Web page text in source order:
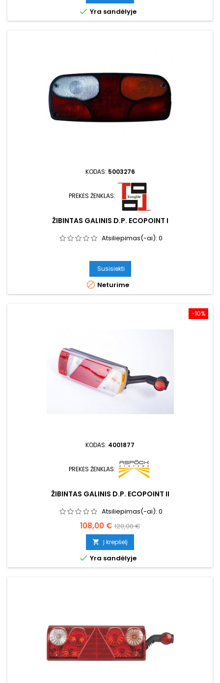
 Yra sandėlyje
KODAS: 5003276
PREKĖS ŽENKLAS:
ŽIBINTAS GALINIS D.P. ECOPOINT I
Atsiliepimas(-ai): 0
Susisiekti
 Neturime
−10%
KODAS: 4001877
PREKĖS ŽENKLAS:
ŽIBINTAS GALINIS D.P. ECOPOINT II
Atsiliepimas(-ai): 0
Kaina
108,00 € Bazinė
kaina
120,00 €
 Į krepšelį
 Yra sandėlyje